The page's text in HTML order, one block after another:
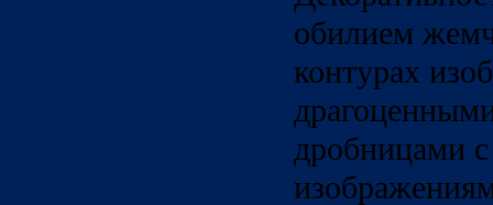
обилием
контурах
дробницами